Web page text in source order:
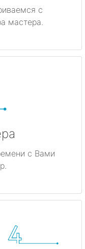
с
мастера.
с Вами